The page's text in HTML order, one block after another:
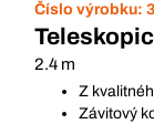
Číslo výrobku:
2.4 m
Z
Závitový